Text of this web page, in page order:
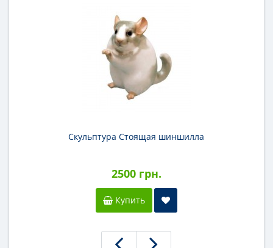
Скульптура Стоящая шиншилла
2500 грн.
Купить